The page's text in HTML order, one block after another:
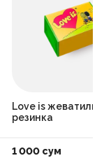
Love is
резинка
1 000 сум